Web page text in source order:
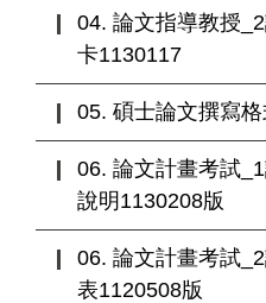
04. 論文指導教授
卡1130117
05. 碩士論文撰寫
06. 論文計畫考試
說明1130208版
06. 論文計畫考試
表1120508版